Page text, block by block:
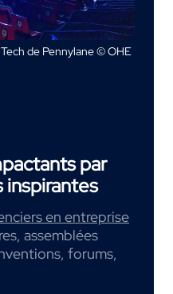
de Pennylane © OHE
par
inspirantes
en entreprise
assemblées
forums,